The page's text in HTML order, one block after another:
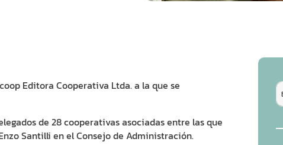
Editora Cooperativa Ltda. a la que se
de 28 cooperativas asociadas entre las que
Santilli en el Consejo de Administración.